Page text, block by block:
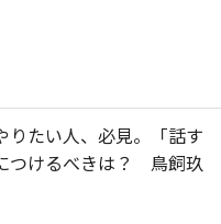
りたい人、必見。「話す
つけるべきは？ 鳥飼玖